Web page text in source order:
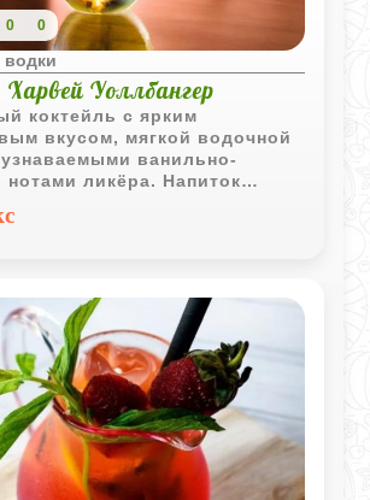
0 0
водки
Уоллбангер
коктейль с ярким
вкусом, мягкой водочной
ванильно-
ликёра. Напиток
освежающим, насыщенным и
в подаче.